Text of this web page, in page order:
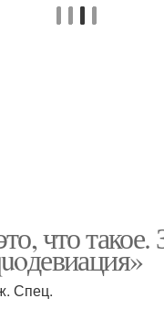
что такое.
Спец.